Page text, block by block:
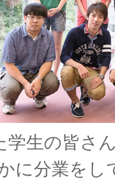
学生の皆さ
に分業を